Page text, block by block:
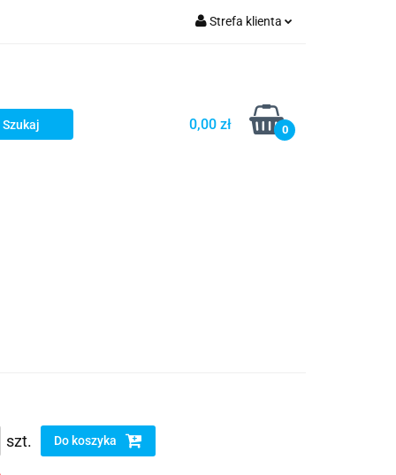
Strefa klienta
Dodaj zgłoszenie
0,00 zł 0
szt. Do koszyka